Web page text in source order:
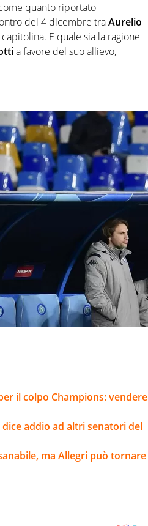
quanto riportato
del 4 dicembre traAurelio
E quale sia la ragione
a favore del suo allievo,
il colpo Champions: vendere
addio ad altri senatori del
ma Allegri può tornare